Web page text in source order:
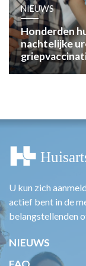
NIEUWS
Honderden
nachtelijke
U kun zich
actief bent in de
belangstellenden
NIEUWS